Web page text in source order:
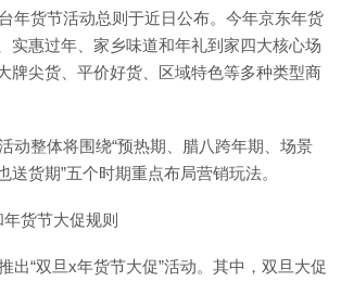
年货节活动总则于近日公布。今年京东年货
实惠过年、家乡味道和年礼到家四大核心场
牌尖货、平价好货、区域特色等多种类型商
动整体将围绕“预热期、腊八跨年期、场景
送货期”五个时期重点布局营销玩法。
货节大促规则
出“双旦x年货节大促”活动。其中，双旦大促